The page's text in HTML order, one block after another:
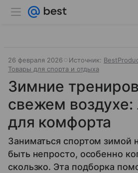
26 февраля 2026 Источник:
Товары для спорта и отдыха
Зимние
свежем воздухе:
для комфорта
Заниматься спортом зимой
быть непросто, особенно
скользко. Эта подборка